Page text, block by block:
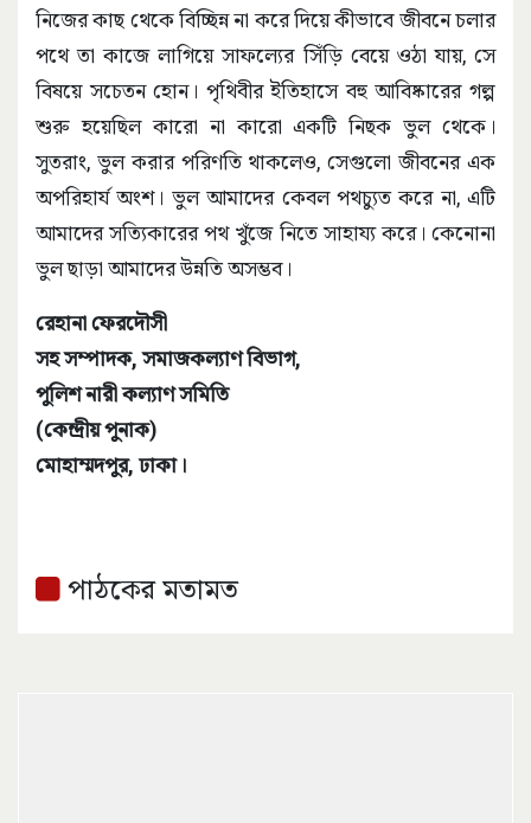
নিজের কাছ থেকে বিচ্ছিন্ন না করে দিয়ে কীভাবে জীবনে চলার
পথে তা কাজে লাগিয়ে সাফল্যের সিঁড়ি বেয়ে ওঠা যায়, সে
বিষয়ে সচেতন হোন। পৃথিবীর ইতিহাসে বহু আবিষ্কারের গল্প
শুরু হয়েছিল কারো না কারো একটি নিছক ভুল থেকে।
সুতরাং, ভুল করার পরিণতি থাকলেও, সেগুলো জীবনের এক
অপরিহার্য অংশ। ভুল আমাদের কেবল পথচ্যুত করে না, এটি
আমাদের সত্যিকারের পথ খুঁজে নিতে সাহায্য করে। কেনোনা
ভুল ছাড়া আমাদের উন্নতি অসম্ভব।
রেহানা ফেরদৌসী
সহ সম্পাদক, সমাজকল্যাণ বিভাগ,
পুলিশ নারী কল্যাণ সমিতি
(কেন্দ্রীয় পুনাক)
মোহাম্মদপুর, ঢাকা।
পাঠকের মতামত